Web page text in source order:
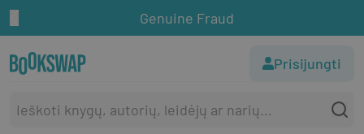
Genuine Fraud
Prisijungti